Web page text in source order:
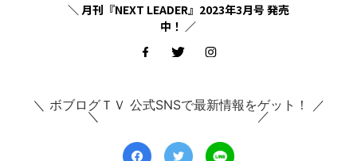
＼ 月刊『NEXT LEADER』2023年3月号 発売
中！ ／
＼ ボブログＴＶ 公式SNSで最新情報をゲット！ ／